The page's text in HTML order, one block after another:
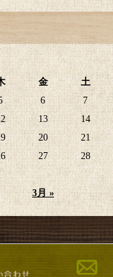
金 土
3月 »
6
7
13
14
20
21
27
28